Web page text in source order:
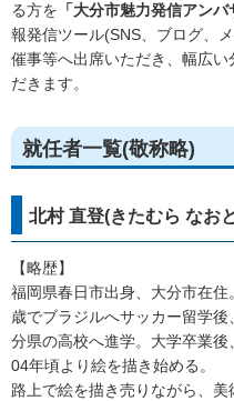
る方を 「大分市魅力発信アンバ
報発信ツール(SNS、ブログ、
催事等へ出席いただき、幅広
だきます。
就任者一覧(敬称略)
北村 直登(きたむら なお
【略歴】
福岡県春日市出身、大分市在住
歳でブラジルへサッカー留学後
分県の高校へ進学。大学卒業後
04年頃より絵を描き始める。
路上で絵を描き売りながら、美